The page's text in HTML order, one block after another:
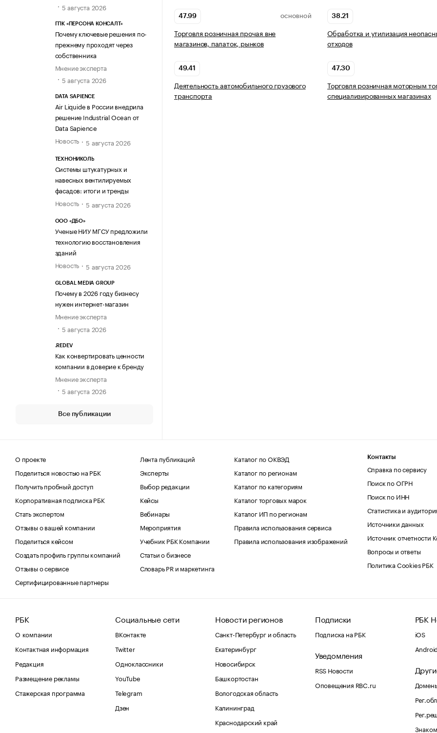
5 августа 2026
ГПК «ПЕРСОНА КОНСАЛТ»
Почему ключевые решения по-
прежнему проходят через
собственника
Мнение эксперта
5 августа 2026
DATA SAPIENCE
Air Liquide в России внедрила
решение Industrial Ocean от
Data Sapience
Новость
5 августа 2026
ТЕХНОНИКОЛЬ
Системы штукатурных и
навесных вентилируемых
фасадов: итоги и тренды
Новость
5 августа 2026
ООО «ДБО»
Ученые НИУ МГСУ предложили
технологию восстановления
зданий
Новость
5 августа 2026
GLOBAL MEDIA GROUP
Почему в 2026 году бизнесу
нужен интернет-магазин
Мнение эксперта
5 августа 2026
.REDEV
Как конвертировать ценности
компании в доверие к бренду
Мнение эксперта
5 августа 2026
Все публикации
47.99 ОСНОВНОЙ
Торговля розничная прочая вне
магазинов, палаток, рынков
38.21
Обработка и утилизация
отходов
49.41
Деятельность автомобильного грузового
транспорта
47.30
Торговля розничная моторным
специализированных магазинах
О проекте
Поделиться новостью на РБК
Получить пробный доступ
Корпоративная подписка РБК
Стать экспертом
Отзывы о вашей компании
Поделиться кейсом
Создать профиль группы компаний
Отзывы о сервисе
Сертифицированные партнеры
Лента публикаций
Эксперты
Выбор редакции
Кейсы
Вебинары
Мероприятия
Учебник РБК Компании
Статьи о бизнесе
Словарь PR и маркетинга
Каталог по ОКВЭД
Каталог по регионам
Каталог по категориям
Каталог торговых марок
Каталог ИП по регионам
Правила использования сервиса
Правила использования изображений
Контакты
Справка по сервису
Поиск по ОГРН
Поиск по ИНН
Статистика и
Источники данных
Источник отчетности
Вопросы и ответы
Политика Cookies РБК
РБК
О компании
Контактная информация
Редакция
Размещение рекламы
Стажерская программа
Социальные сети
ВКонтакте
Twitter
Одноклассники
YouTube
Telegram
Дзен
Новости регионов
Санкт-Петербург и область
Екатеринбург
Новосибирск
Башкортостан
Вологодская область
Калининград
Краснодарский край
Подписки
Подписка на РБК
Уведомления
RSS Новости
Оповещения RBC.ru
РБК
iOS